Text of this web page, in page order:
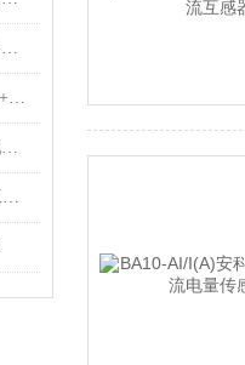
浅谈校学生公寓安全用电物联网平台的应用
安科瑞ADW600多回路电表：模块化+多参数双驱动，打破“一表一回路
安科瑞有源滤波装置在水处理行业配电系统中的应用
安科瑞全场景储能解决方案---解锁工商业用能新价值